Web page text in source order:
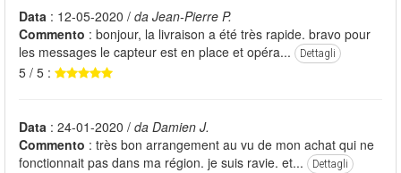
Data : 12-05-2020 / da Jean-Pierre P.
Commento : bonjour, la livraison a été très rapide. bravo pour
les messages le capteur est en place et opéra...
Dettagli
5 / 5 :
Data : 24-01-2020 / da Damien J.
Commento : très bon arrangement au vu de mon achat qui ne
fonctionnait pas dans ma région. je suis ravie. et...
Dettagli